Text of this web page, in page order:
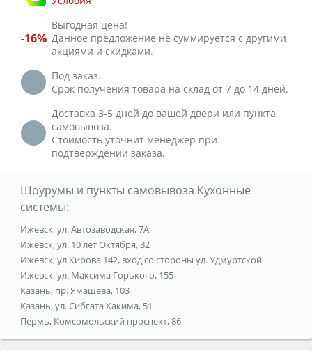
-16%
Выгодная цена!
Данное предложение не суммируется с другими
акциями и скидками.
Под заказ.
Срок получения товара на склад от 7 до 14 дней.
Доставка 3-5 дней до вашей двери или пункта
самовывоза.
Стоимость уточнит менеджер при
подтверждении заказа.
Шоурумы и пункты самовывоза Кухонные
системы:
Ижевск, ул. Автозаводская, 7А
Ижевск, ул. 10 лет Октября, 32
Ижевск, ул Кирова 142, вход со стороны ул. Удмуртской
Ижевск, ул. Максима Горького, 155
Казань, пр. Ямашева, 103
Казань, ул. Сибгата Хакима, 51
Пермь, Комсомольский проспект, 86